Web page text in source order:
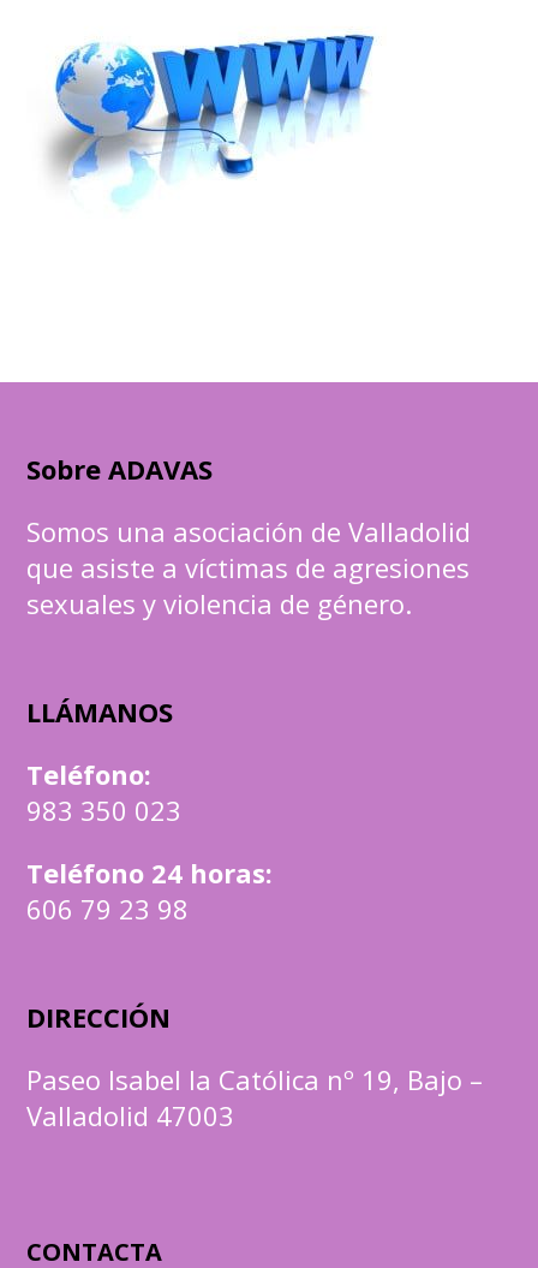
Sobre ADAVAS
Somos una asociación de Valladolid
que asiste a víctimas de agresiones
sexuales y violencia de género.
LLÁMANOS
Teléfono:
983 350 023
Teléfono 24 horas:
606 79 23 98
DIRECCIÓN
Paseo Isabel la Católica nº 19, Bajo –
Valladolid 47003
CONTACTA